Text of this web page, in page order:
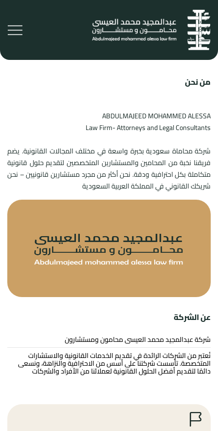
من نحن
ABDULMAJEED MOHAMMED ALESSA
Law Firm- Attorneys and Legal Consultants
شركة محاماة سعودية بخبرة واسعة في مختلف المجالات القانونية. يضم
فريقنا نخبة من المحامين والمستشارين المتخصصين لتقديم حلول قانونية
متكاملة بكل احترافية ودقة. نحن أكثر من مجرد مستشارين قانونيين – نحن
شريكك القانوني في المملكة العربية السعودية
عن الشركة
شركة عبدالمجيد محمد العيسى محامون ومستشارون
نُعتبر من الشركات الرائدة في تقديم الخدمات القانونية والاستشارات
المتخصصة. تأسست شركتنا على أسس من الاحترافية والنزاهة، ونسعى
دائمًا لتقديم أفضل الحلول القانونية لعملائنا من الأفراد والشركات